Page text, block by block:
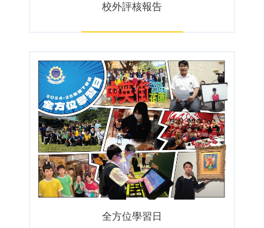
校外評核報告
全方位學習日